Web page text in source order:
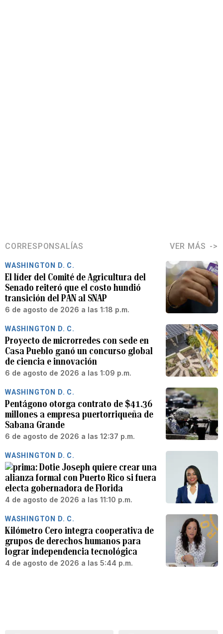
CORRESPONSALÍAS VER MÁS
WASHINGTON D. C.
El líder del Comité de Agricultura del
Senado reiteró que el costo hundió
transición del PAN al SNAP
6 de agosto de 2026 a las 1:18 p.m.
WASHINGTON D. C.
Proyecto de microrredes con sede en
Casa Pueblo ganó un concurso global
de ciencia e innovación
6 de agosto de 2026 a las 1:09 p.m.
WASHINGTON D. C.
Pentágono otorga contrato de $41.36
millones a empresa puertorriqueña de
Sabana Grande
6 de agosto de 2026 a las 12:37 p.m.
WASHINGTON D. C.
Dotie Joseph quiere crear una
alianza formal con Puerto Rico si fuera
electa gobernadora de Florida
4 de agosto de 2026 a las 11:10 p.m.
WASHINGTON D. C.
Kilómetro Cero integra cooperativa de
grupos de derechos humanos para
lograr independencia tecnológica
4 de agosto de 2026 a las 5:44 p.m.